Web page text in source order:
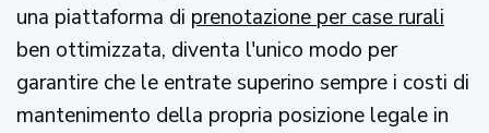
una piattaforma di prenotazione per case rurali
ben ottimizzata, diventa l'unico modo per
garantire che le entrate superino sempre i costi di
mantenimento della propria posizione legale in